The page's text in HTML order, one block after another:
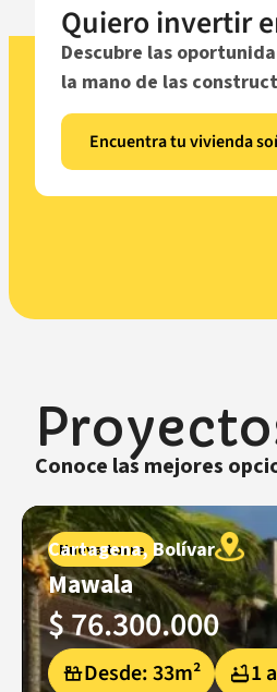
Quiero invertir
Descubre las
la mano de las
Encuentra tu vivienda
Conoce las mejores
Nueva torre
Cartagena, Bolívar
Mawala
$76.300.000
Desde: 33m² 1